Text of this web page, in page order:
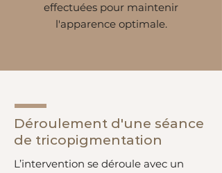
effectuées pour maintenir
l'apparence optimale.
Déroulement d'une séance
de tricopigmentation
L’intervention se déroule avec un